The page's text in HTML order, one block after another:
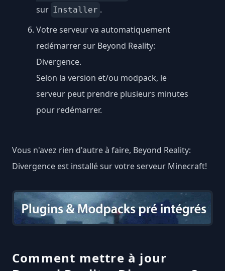
sur Installer .
Votre serveur va automatiquement
redémarrer sur Beyond Reality:
Divergence.
Selon la version et/ou modpack, le
serveur peut prendre plusieurs minutes
pour redémarrer.
Vous n'avez rien d'autre à faire, Beyond Reality:
Divergence est installé sur votre serveur Minecraft!
Comment mettre à jour